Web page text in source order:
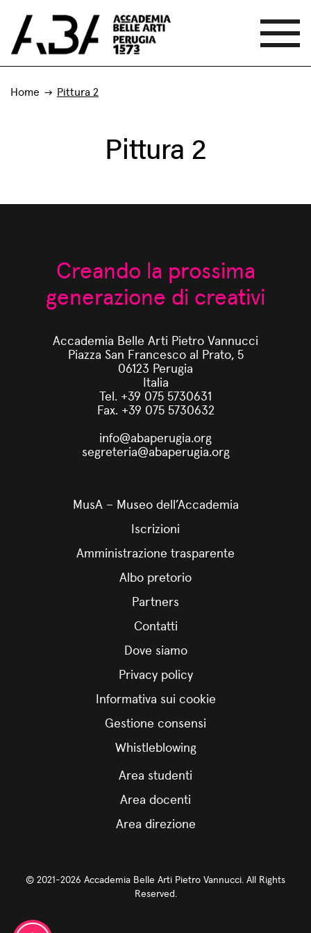
Home Pittura 2
Pittura 2
Creando la prossima
generazione di creativi
Accademia Belle Arti Pietro Vannucci
Piazza San Francesco al Prato, 5
06123 Perugia
Italia
Tel. +39 075 5730631
Fax. +39 075 5730632
info@abaperugia.org
segreteria@abaperugia.org
MusA – Museo dell’Accademia
Iscrizioni
Amministrazione trasparente
Albo pretorio
Partners
Contatti
Dove siamo
Privacy policy
Informativa sui cookie
Gestione consensi
Whistleblowing
Area studenti
Area docenti
Area direzione
© 2021-2026 Accademia Belle Arti Pietro Vannucci. All Rights
Reserved.